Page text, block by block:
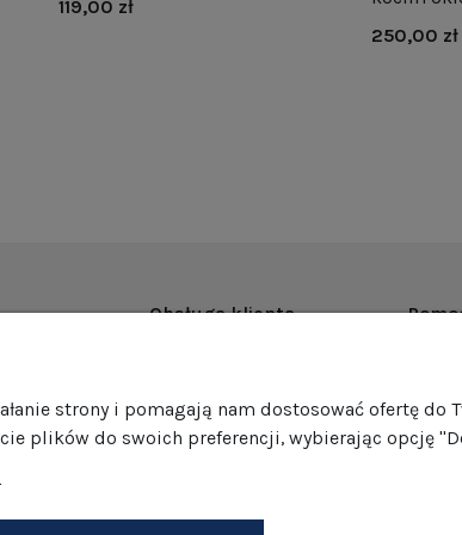
119,00 zł
250,00 zł
Obsługa klienta
Formy płatności
Jak pakujemy nasze produkty?
GPSR
strony i pomagają nam dostosować ofertę do
plików do swoich preferencji, wybierając opcję